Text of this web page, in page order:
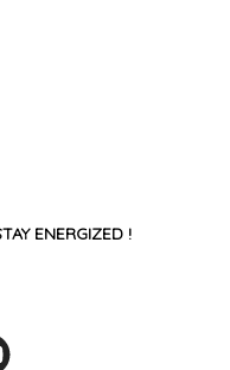
ENERGIZED !